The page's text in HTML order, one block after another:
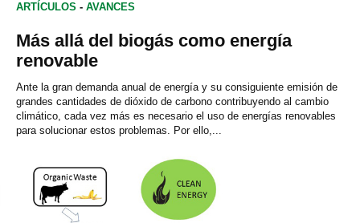
ARTÍCULOS - AVANCES
Más allá del biogás como energía
renovable
Ante la gran demanda anual de energía y su consiguiente emisión de
grandes cantidades de dióxido de carbono contribuyendo al cambio
climático, cada vez más es necesario el uso de energías renovables
para solucionar estos problemas. Por ello,...